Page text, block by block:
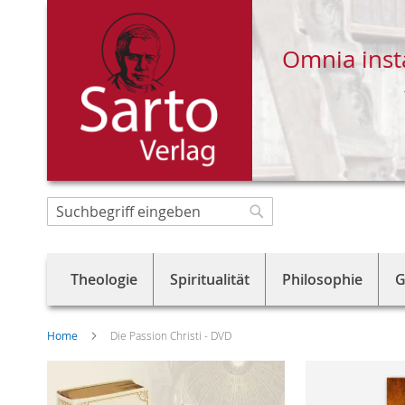
Direkt
zum
Omnia
Suche
Theologie Spiritualität Philosophie
Home Die Passion Christi - DVD